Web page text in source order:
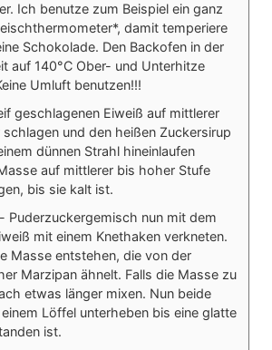
Ich benutze zum Beispiel ein ganz
damit temperiere
Schokolade. Den Backofen in der
auf 140°C Ober- und Unterhitze
Umluft benutzen!!!
geschlagenen Eiweiß auf mittlerer
und den heißen Zuckersirup
dünnen Strahl hineinlaufen
auf mittlerer bis hoher Stufe
bis sie kalt ist.
Puderzuckergemisch nun mit dem
mit einem Knethaken verkneten.
Masse entstehen, die von der
Marzipan ähnelt. Falls die Masse zu
etwas länger mixen. Nun beide
Löffel unterheben bis eine glatte
ist.